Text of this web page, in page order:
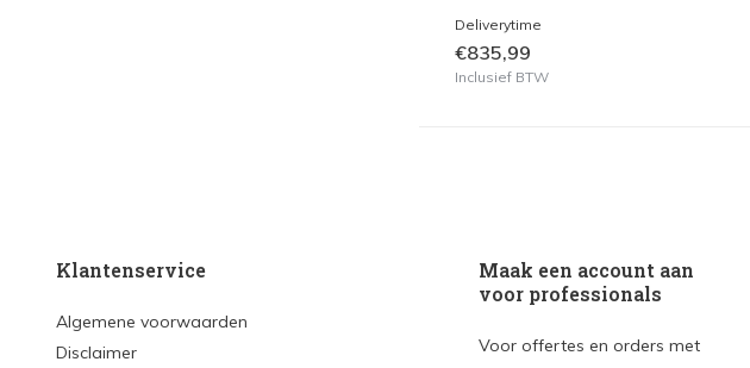
Deliverytime
€835,99
Inclusief BTW
Klantenservice
Algemene voorwaarden
Disclaimer
Maak een account aan
voor professionals
Voor offertes en orders met